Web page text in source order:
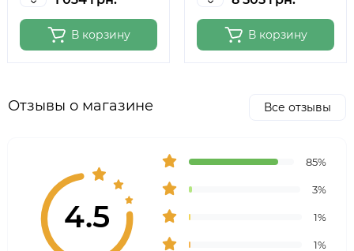
В корзину В корзину
Отзывы о магазине Все отзывы
4.5
85%
3%
1%
1%